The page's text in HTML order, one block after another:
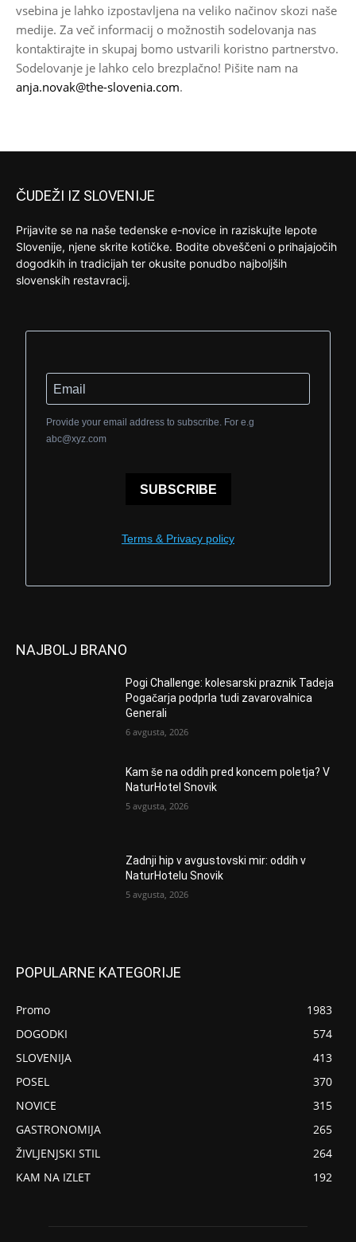
vsebina je lahko izpostavljena na veliko načinov skozi naše
medije. Za več informacij o možnostih sodelovanja nas
kontaktirajte in skupaj bomo ustvarili koristno partnerstvo.
Sodelovanje je lahko celo brezplačno! Pišite nam na
anja.novak@the-slovenia.com.
ČUDEŽI IZ SLOVENIJE
Prijavite se na naše tedenske e-novice in raziskujte lepote
Slovenije, njene skrite kotičke. Bodite obveščeni o prihajajočih
dogodkih in tradicijah ter okusite ponudbo najboljših
slovenskih restavracij.
Provide your email address to subscribe. For e.g
abc@xyz.com
SUBSCRIBE
Terms & Privacy policy
NAJBOLJ BRANO
Pogi Challenge: kolesarski praznik Tadeja
Pogačarja podprla tudi zavarovalnica
Generali
6 avgusta, 2026
Kam še na oddih pred koncem poletja? V
NaturHotel Snovik
5 avgusta, 2026
Zadnji hip v avgustovski mir: oddih v
NaturHotelu Snovik
5 avgusta, 2026
POPULARNE KATEGORIJE
Promo
1983
DOGODKI
574
SLOVENIJA
413
POSEL
370
NOVICE
315
GASTRONOMIJA
265
ŽIVLJENJSKI STIL
264
KAM NA IZLET
192